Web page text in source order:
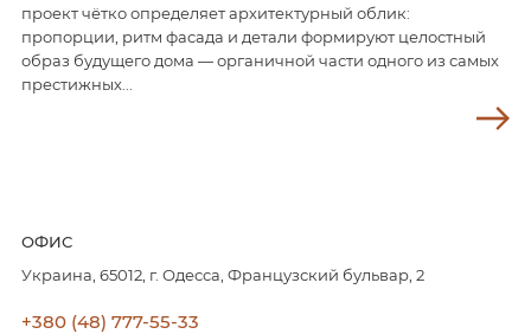
проект чётко определяет архитектурный облик:
пропорции, ритм фасада и детали формируют целостный
образ будущего дома — органичной части одного из самых
престижных...
ОФИС
Украина, 65012, г. Одесса, Французский бульвар, 2
+380 (48) 777-55-33